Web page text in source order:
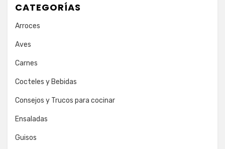
CATEGORÍAS
Arroces
Aves
Carnes
Cocteles y Bebidas
Consejos y Trucos para cocinar
Ensaladas
Guisos